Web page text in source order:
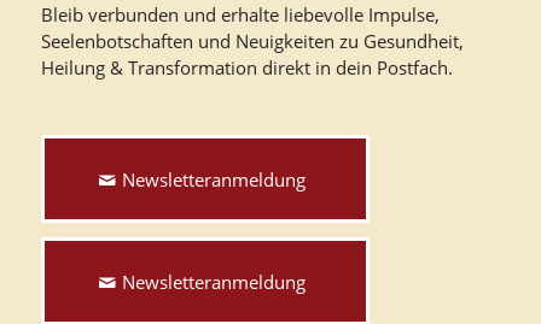
Bleib verbunden und erhalte liebevolle Impulse,
Seelenbotschaften und Neuigkeiten zu Gesundheit,
Heilung & Transformation direkt in dein Postfach.
Newsletteranmeldung
Newsletteranmeldung